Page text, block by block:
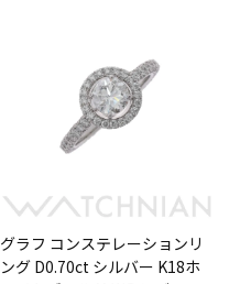
グラフ コンステレーションリ
ング D0.70ct シルバー K18ホ